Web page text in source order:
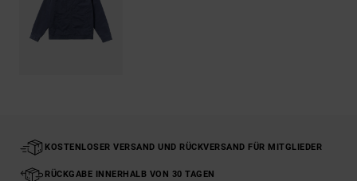
KOSTENLOSER VERSAND UND RÜCKVERSAND FÜR MITGLIEDER
RÜCKGABE INNERHALB VON 30 TAGEN